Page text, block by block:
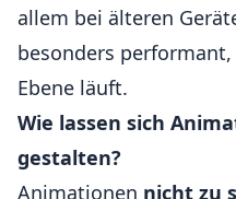
allem bei älteren
besonders
Ebene läuft.
Wie lassen sich
gestalten?
Animationen nicht zu